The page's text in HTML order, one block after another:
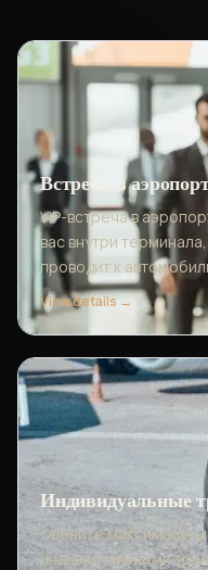
Встреча в
VIP-встреча в
вас внутри
проводит к
View details →
Индивидуальные
Оцените
индивидуальными